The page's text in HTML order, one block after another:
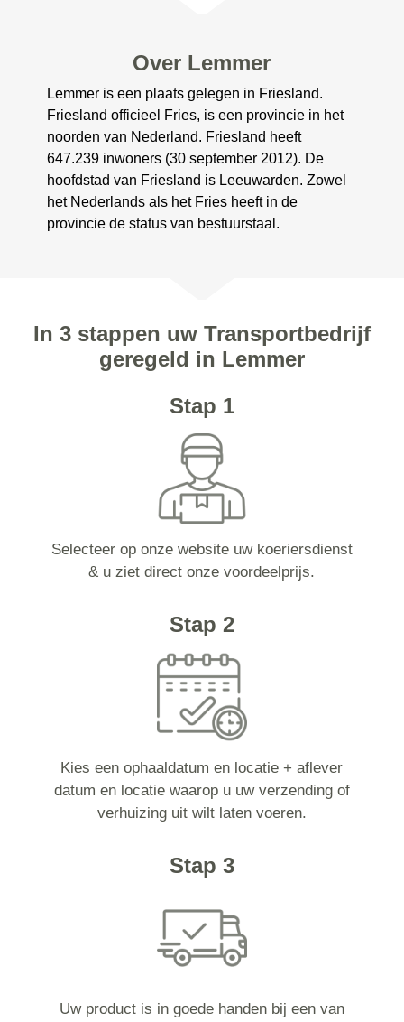
Over Lemmer
Lemmer is een plaats gelegen in Friesland.
Friesland officieel Fries, is een provincie in het
noorden van Nederland. Friesland heeft
647.239 inwoners (30 september 2012). De
hoofdstad van Friesland is Leeuwarden. Zowel
het Nederlands als het Fries heeft in de
provincie de status van bestuurstaal.
In 3 stappen uw Transportbedrijf
geregeld in Lemmer
Stap 1
Selecteer op onze website uw koeriersdienst
& u ziet direct onze voordeelprijs.
Stap 2
Kies een ophaaldatum en locatie + aflever
datum en locatie waarop u uw verzending of
verhuizing uit wilt laten voeren.
Stap 3
Uw product is in goede handen bij een van